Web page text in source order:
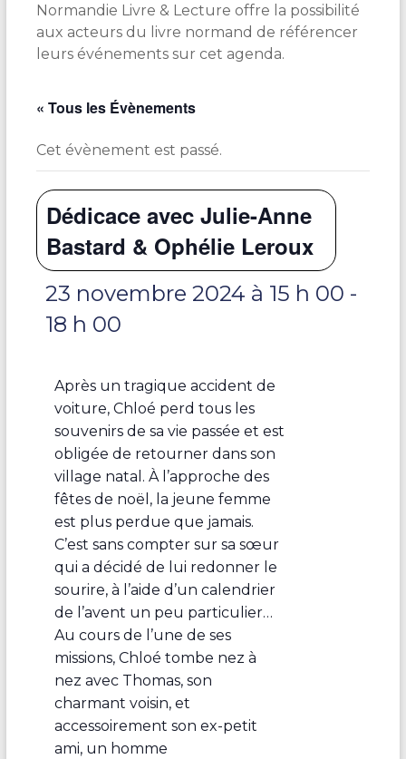
Normandie Livre & Lecture offre la possibilité
aux acteurs du livre normand de référencer
leurs événements sur cet agenda.
« Tous les Évènements
Cet évènement est passé.
Dédicace avec Julie-Anne
Bastard & Ophélie Leroux
23 novembre 2024 à 15 h 00 -
18 h 00
Après un tragique accident de
voiture, Chloé perd tous les
souvenirs de sa vie passée et est
obligée de retourner dans son
village natal. À l’approche des
fêtes de noël, la jeune femme
est plus perdue que jamais.
C’est sans compter sur sa sœur
qui a décidé de lui redonner le
sourire, à l’aide d’un calendrier
de l’avent un peu particulier…
Au cours de l’une de ses
missions, Chloé tombe nez à
nez avec Thomas, son
charmant voisin, et
accessoirement son ex-petit
ami, un homme